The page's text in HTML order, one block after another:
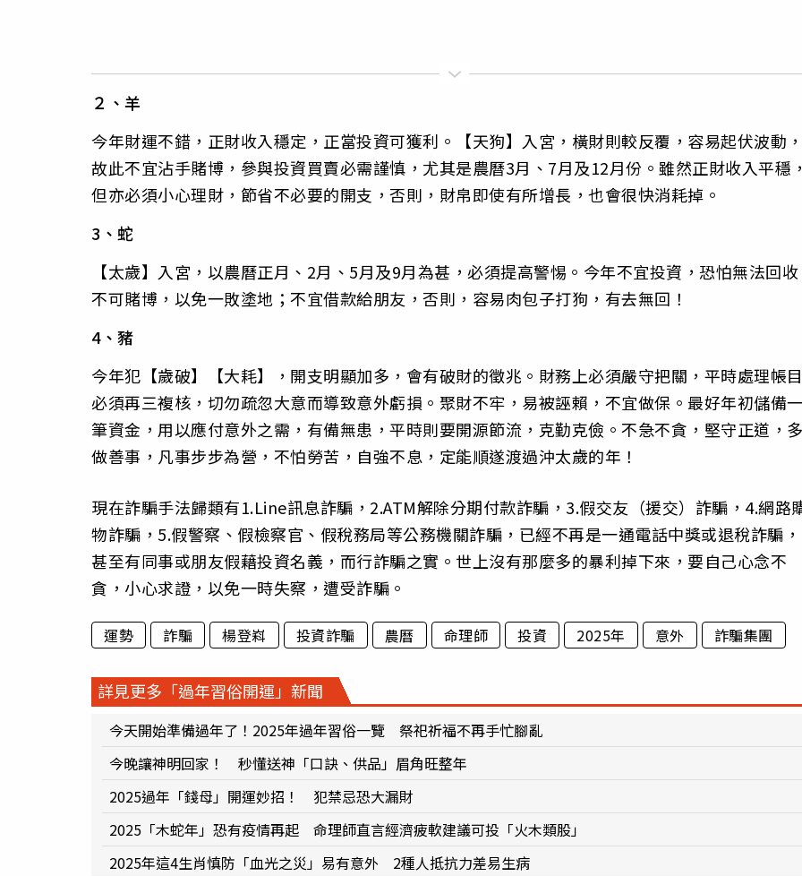
２、羊
今年財運不錯，正財收入穩定，正當投資可獲利。【天狗】入宮，橫財則較反覆，容易起伏波動
故此不宜沾手賭博，參與投資買賣必需謹慎，尤其是農曆3月、7月及12月份。雖然正財收入平穩
但亦必須小心理財，節省不必要的開支，否則，財帛即使有所增長，也會很快消耗掉。
3、蛇
【太歲】入宮，以農曆正月、2月、5月及9月為甚，必須提高警惕。今年不宜投資，恐怕無法回
不可賭博，以免一敗塗地；不宜借款給朋友，否則，容易肉包子打狗，有去無回！
4、豬
今年犯【歲破】【大耗】，開支明顯加多，會有破財的徵兆。財務上必須嚴守把關，平時處理帳
必須再三複核，切勿疏忽大意而導致意外虧損。聚財不牢，易被誣賴，不宜做保。最好年初儲備
筆資金，用以應付意外之需，有備無患，平時則要開源節流，克勤克儉。不急不貪，堅守正道，
做善事，凡事步步為營，不怕勞苦，自強不息，定能順遂渡過沖太歲的年！
現在詐騙手法歸類有1.Line訊息詐騙，2.ATM解除分期付款詐騙，3.假交友（援交）詐騙，4.網路
物詐騙，5.假警察、假檢察官、假稅務局等公務機關詐騙，已經不再是一通電話中獎或退稅詐騙，
甚至有同事或朋友假藉投資名義，而行詐騙之實。世上沒有那麼多的暴利掉下來，要自己心念不
貪，小心求證，以免一時失察，遭受詐騙。
運勢 詐騙 楊登嵙 投資詐騙 農曆 命理師 投資 2025年 意外 詐騙集團
詳見更多「過年習俗開運」新聞
今天開始準備過年了！2025年過年習俗一覽 祭祀祈福不再手忙腳亂
今晚讓神明回家！ 秒懂送神「口訣、供品」眉角旺整年
2025過年「錢母」開運妙招！ 犯禁忌恐大漏財
2025「木蛇年」恐有疫情再起 命理師直言經濟疲軟建議可投「火木類股」
2025年這4生肖慎防「血光之災」易有意外 2種人抵抗力差易生病